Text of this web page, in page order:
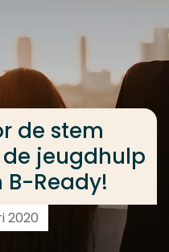
de stem
jeugdhulp
B-Ready!
2020